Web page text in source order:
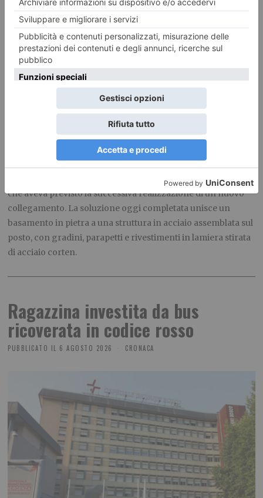
dell’edificio. Sotto le tonalità più recenti sono riemersi gli
intonaci grigio-azzurri del rifacimento settecentesco,
avviato dopo il sopralluogo del 1709 e legato all’opera
dell’ingegnere Antonio Bertola. Restano leggibili anche la
decorazione ottocentesca con Sant’Eldrado e alcuni
frammenti tardomedievali. Elementi appartenenti a epoche
diverse, conservati non per ricondurre la facciata a
un’immagine uniforme, ma per rendere riconoscibili le
trasformazioni attraversate dall’Abbazia nei secoli.
Nella corte del Palazzo Abbaziale è stata intanto installata la
nuova scala esterna di accesso al Salone di Carlo Magno. La
precedente struttura era stata rimossa tra il 1997 e il 2001
durante il restauro progettato dall’architetto Andrea Bruno,
che aveva previsto la successiva realizzazione di un nuovo
collegamento. La soluzione oggi completata unisce un
basamento in pietra a una struttura in acciaio assemblata sul
posto, con gradini, parapetti e rivestimenti in lamiera stirata
di acciaio corten.
Ragazzina investita da bus
ricoverata in codice rosso
PUBBLICATO IL 6 AGOSTO 2026 CRONACA